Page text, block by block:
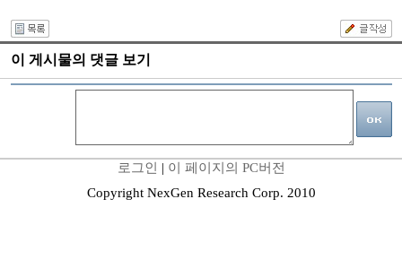
이 게시물의 댓글 보기
로그인 | 이 페이지의 PC버전
Copyright NexGen Research Corp. 2010